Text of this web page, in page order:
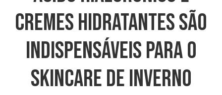
Cremes Hidratantes São
Indispensáveis Para O
Skincare De Inverno